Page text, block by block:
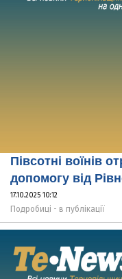
Півсотні воїнів
допомогу від
17.10.2025 10:12
Подробиці - в публікації